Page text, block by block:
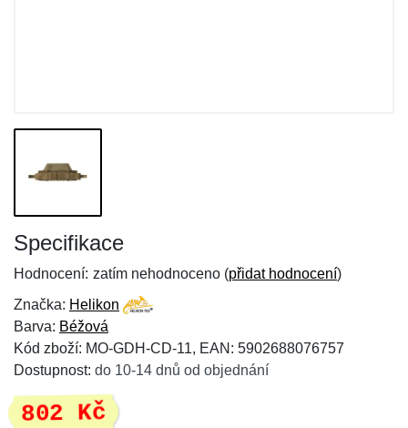
Specifikace
Hodnocení: zatím nehodnoceno (přidat hodnocení)
Značka: Helikon
Barva: Béžová
Kód zboží: MO-GDH-CD-11, EAN: 5902688076757
Dostupnost: do 10-14 dnů od objednání
802 Kč